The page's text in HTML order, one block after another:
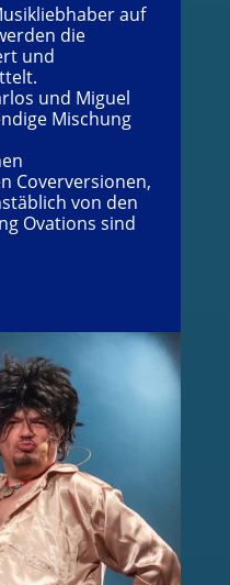
auf
die
und
und Miguel
Mischung
Coverversionen,
von den
Ovations sind